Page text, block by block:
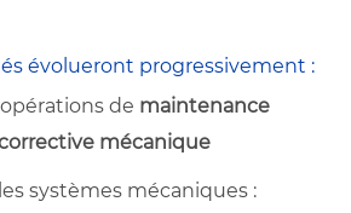
évolueront progressivement :
de maintenance
mécanique
systèmes mécaniques :